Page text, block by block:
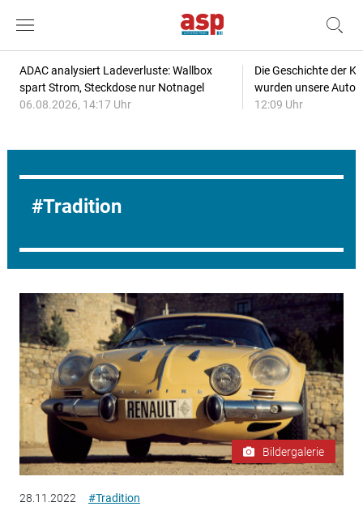
ADAC analysiert Ladeverluste: Wallbox
spart Strom, Steckdose nur Notnagel
06.08.2026, 14:17 Uhr
Die Geschichte der
wurden unsere
12:09 Uhr
Tradition
Bildergalerie
28.11.2022 #Tradition